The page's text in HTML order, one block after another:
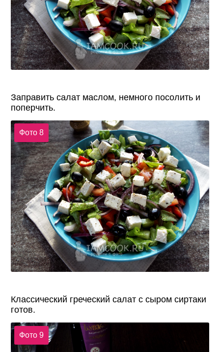
Заправить салат маслом, немного посолить и
поперчить.
Фото 8
Классический греческий салат с сыром сиртаки
готов.
Фото 9